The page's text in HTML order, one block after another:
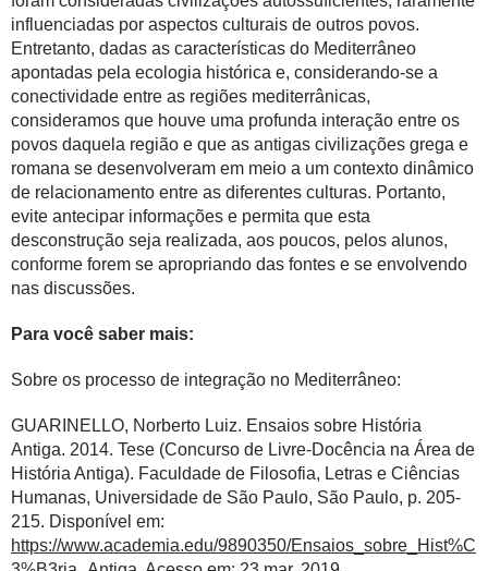
influenciadas por aspectos culturais de outros povos.
Entretanto, dadas as características do Mediterrâneo
apontadas pela ecologia histórica e, considerando-se a
conectividade entre as regiões mediterrânicas,
consideramos que houve uma profunda interação entre os
povos daquela região e que as antigas civilizações grega e
romana se desenvolveram em meio a um contexto dinâmico
de relacionamento entre as diferentes culturas. Portanto,
evite antecipar informações e permita que esta
desconstrução seja realizada, aos poucos, pelos alunos,
conforme forem se apropriando das fontes e se envolvendo
nas discussões.
Para você saber mais:
Sobre os processo de integração no Mediterrâneo:
GUARINELLO, Norberto Luiz. Ensaios sobre História
Antiga. 2014. Tese (Concurso de Livre-Docência na Área de
História Antiga). Faculdade de Filosofia, Letras e Ciências
Humanas, Universidade de São Paulo, São Paulo, p. 205-
215. Disponível em:
https://www.academia.edu/9890350/Ensaios_sobre_Hist%C